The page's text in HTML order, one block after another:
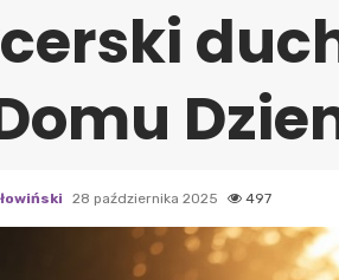
28 października 2025 497